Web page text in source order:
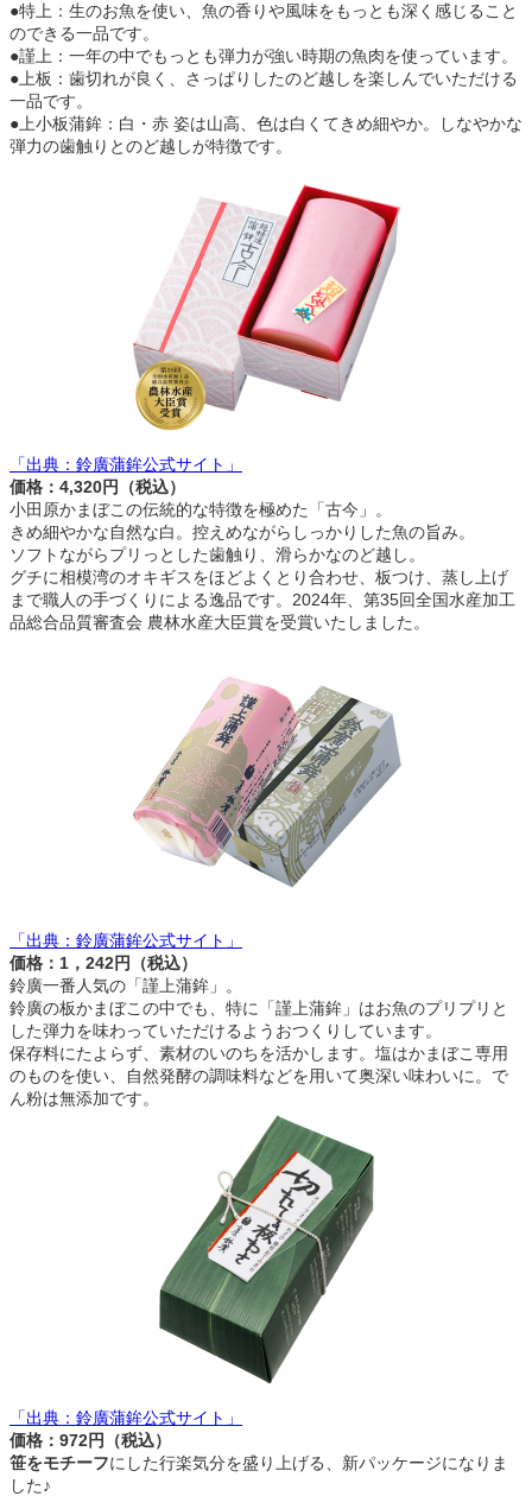
●特上：生のお魚を使い、魚の香りや風味をもっとも深く感じること
のできる一品です。
●謹上：一年の中でもっとも弾力が強い時期の魚肉を使っています。
●上板：歯切れが良く、さっぱりしたのど越しを楽しんでいただける
一品です。
●上小板蒲鉾：白・赤 姿は山高、色は白くてきめ細やか。しなやかな
弾力の歯触りとのど越しが特徴です。
「出典：鈴廣蒲鉾公式サイト」
価格：4,320円（税込）
小田原かまぼこの伝統的な特徴を極めた「古今」。
きめ細やかな自然な白。控えめながらしっかりした魚の旨み。
ソフトながらプリっとした歯触り、滑らかなのど越し。
グチに相模湾のオキギスをほどよくとり合わせ、板つけ、蒸し上げ
まで職人の手づくりによる逸品です。2024年、第35回全国水産加工
品総合品質審査会 農林水産大臣賞を受賞いたしました。
「出典：鈴廣蒲鉾公式サイト」
価格：1，242円（税込）
鈴廣一番人気の「謹上蒲鉾」。
鈴廣の板かまぼこの中でも、特に「謹上蒲鉾」はお魚のプリプリと
した弾力を味わっていただけるようおつくりしています。
保存料にたよらず、素材のいのちを活かします。塩はかまぼこ専用
のものを使い、自然発酵の調味料などを用いて奥深い味わいに。で
ん粉は無添加です。
「出典：鈴廣蒲鉾公式サイト」
価格：972円（税込）
笹をモチーフにした行楽気分を盛り上げる、新パッケージになりま
した♪